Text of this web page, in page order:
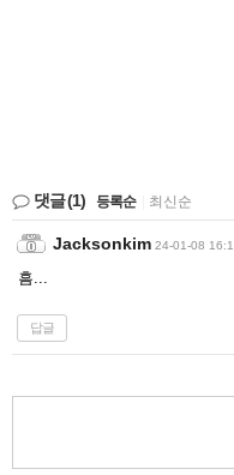
댓글(1) 등록순 최신순
Jacksonkim 24-01-08
흠...
답글